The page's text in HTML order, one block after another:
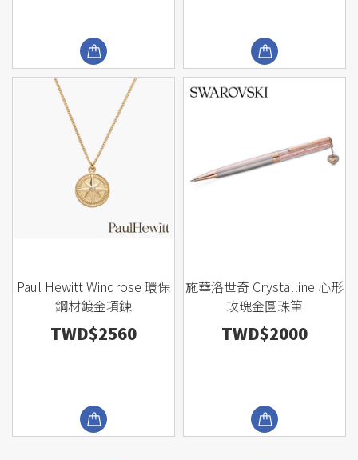
Paul Hewitt Windrose 環保
鋼材鍍金項鍊
TWD$2560
施華洛世奇 Crystalline 心形
玫瑰金圓珠筆
TWD$2000